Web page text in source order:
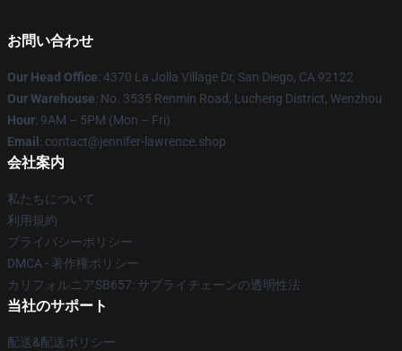
お問い合わせ
Our Head Office: 4370 La Jolla Village Dr, San Diego, CA 92122
Our Warehouse: No. 3535 Renmin Road, Lucheng District, Wenzhou
Hour: 9AM – 5PM (Mon – Fri)
Email : contact@jennifer-lawrence.shop
会社案内
私たちについて
利用規約
プライバシーポリシー
DMCA - 著作権ポリシー
カリフォルニアSB657: サプライチェーンの透明性法
当社のサポート
配送&配送ポリシー